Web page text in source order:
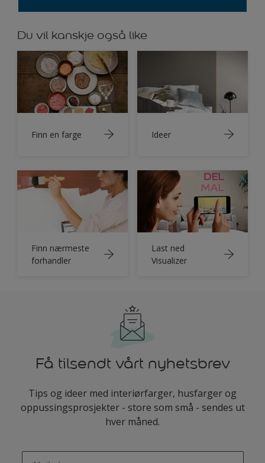
Du vil kanskje også like
Finn en farge Ideer
Finn nærmeste
forhandler
Last ned
Visualizer
Få tilsendt vårt nyhetsbrev
Tips og ideer med interiørfarger, husfarger og
oppussingsprosjekter - store som små - sendes ut
hver måned.